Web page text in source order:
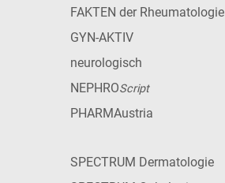
FAKTEN der Rheumatologie
GYN-AKTIV
neurologisch
NEPHROScript
PHARMAustria
SPECTRUM Dermatologie